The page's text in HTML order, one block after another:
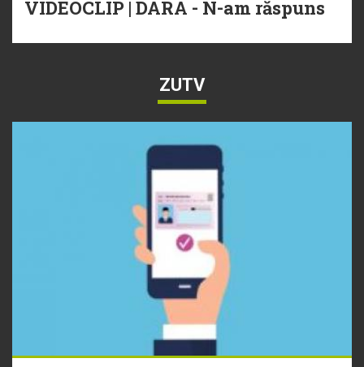
VIDEOCLIP | DARA - N-am răspuns
ZUTV